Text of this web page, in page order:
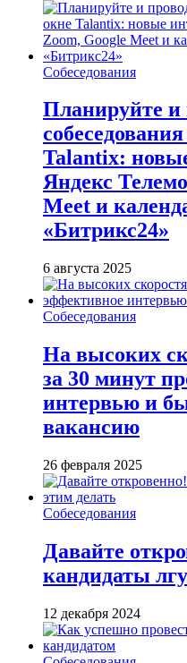
Собеседования
Планируйте и
Talantix:
Яндекс
Meet и
«Битрикс24»
6 августа 2025
Собеседования
На высоких
за 30 минут
интервью и
вакансию
26 февраля 2025
Собеседования
Давайте
кандидаты
12 декабря 2024